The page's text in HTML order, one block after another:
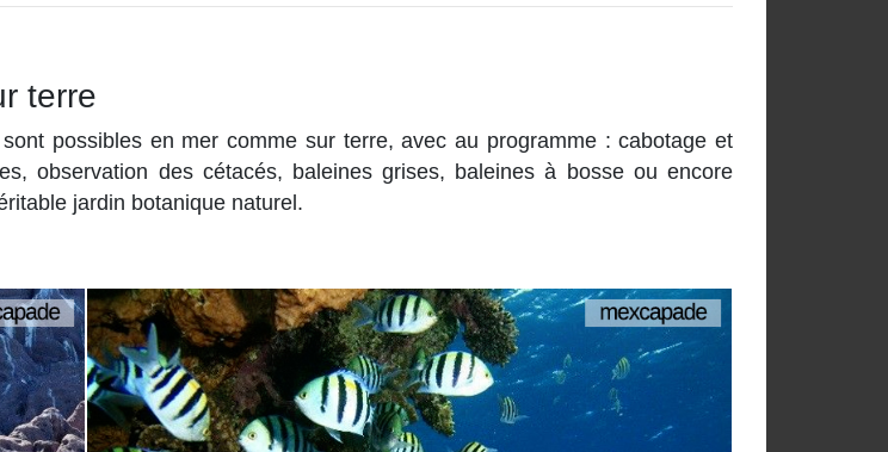
terre
possibles en mer comme sur terre, avec au programme : cabotage et
observation des cétacés, baleines grises, baleines à bosse ou encore
jardin botanique naturel.